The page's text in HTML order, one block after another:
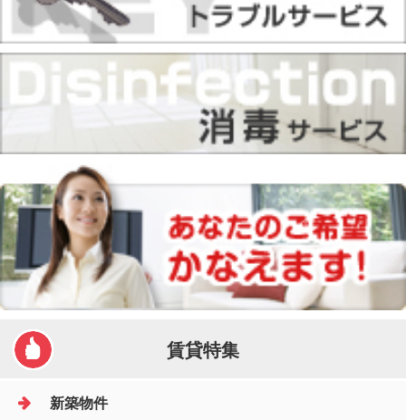
賃貸特集
新築物件